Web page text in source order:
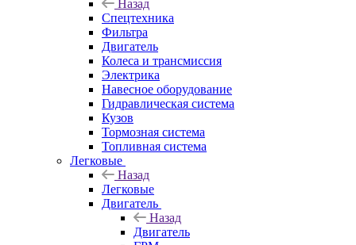
Назад
Спецтехника
Фильтра
Двигатель
Колеса и трансмиссия
Электрика
Навесное оборудование
Гидравлическая система
Кузов
Тормозная система
Топливная система
Легковые
Назад
Легковые
Двигатель
Назад
Двигатель